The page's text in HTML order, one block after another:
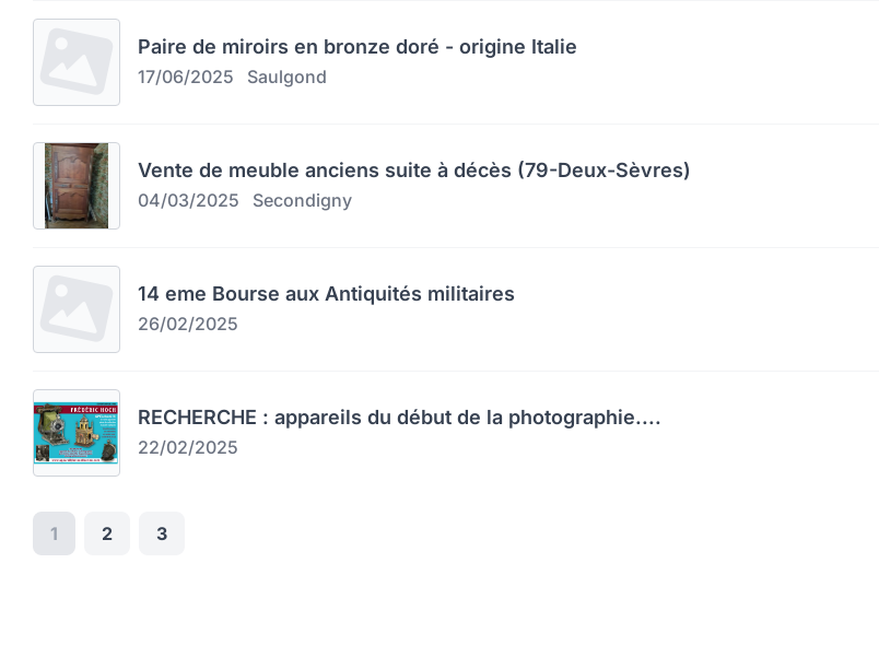
Paire de miroirs en bronze doré - origine Italie
17/06/2025 Saulgond
Vente de meuble anciens suite à décès (79-Deux-Sèvres)
04/03/2025 Secondigny
14 eme Bourse aux Antiquités militaires
26/02/2025
RECHERCHE : appareils du début de la photographie....
22/02/2025
1 2 3